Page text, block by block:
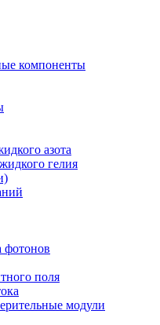
компоненты
азота
гелия
фотонов
поля
модули